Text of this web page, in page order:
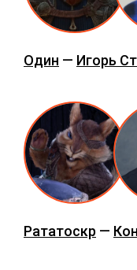
Один — Игорь
Рататоскр —